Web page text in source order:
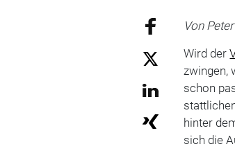
Von
Wird der
zwingen,
schon
hinter
sich die